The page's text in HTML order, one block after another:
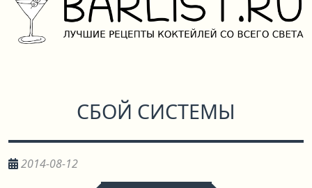
СБОЙ СИСТЕМЫ
2014-08-12